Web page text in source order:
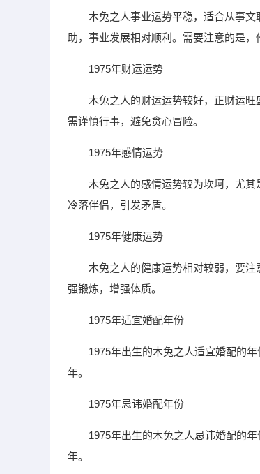
木兔之人事业运势平稳，适合从事
助，事业发展相对顺利。需要注意的是
1975年财运运势
木兔之人的财运运势较好，正财运
需谨慎行事，避免贪心冒险。
1975年感情运势
木兔之人的感情运势较为坎坷，尤
冷落伴侣，引发矛盾。
1975年健康运势
木兔之人的健康运势相对较弱，要
强锻炼，增强体质。
1975年适宜婚配年份
1975年出生的木兔之人适宜婚配的
年。
1975年忌讳婚配年份
1975年出生的木兔之人忌讳婚配的
年。